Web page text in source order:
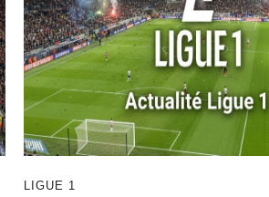
LIGUE 1